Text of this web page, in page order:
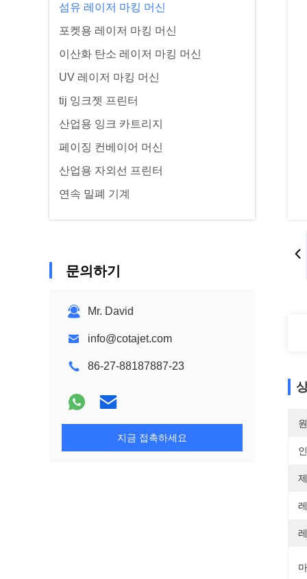
섬유 레이저 마킹 머신
포켓용 레이저 마킹 머신
이산화 탄소 레이저 마킹 머신
UV 레이저 마킹 머신
tij 잉크젯 프린터
산업용 잉크 카트리지
페이징 컨베이어 머신
산업용 자외선 프린터
연속 밀폐 기계
문의하기
Mr. David
info@cotajet.com
86-27-88187887-23
지금 접촉하세요